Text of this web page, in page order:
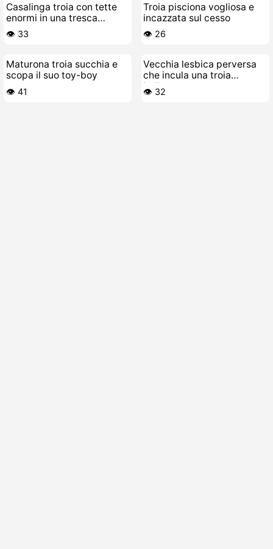
Casalinga troia con tette
enormi in una tresca
bollente
👁️ 33
Troia pisciona vogliosa e
incazzata sul cesso
👁️ 26
Maturona troia succhia e
scopa il suo toy-boy
👁️ 41
Vecchia lesbica perversa
che incula una troia
bollente
👁️ 32